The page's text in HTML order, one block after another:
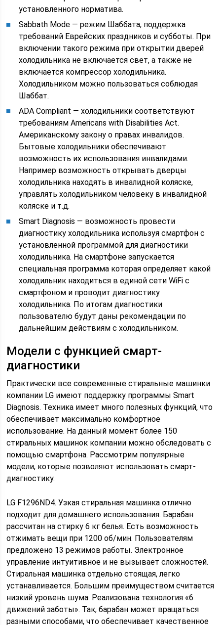
установленного норматива.
Sabbath Mode — режим Шаббата, поддержка
требований Еврейских праздников и субботы. При
включении такого режима при открытии дверей
холодильника не включается свет, а также не
включается компрессор холодильника.
Холодильником можно пользоваться соблюдая
Шаббат.
ADA Compliant — холодильники соответствуют
требованиям Americans with Disabilities Act.
Американскому закону о правах инвалидов.
Бытовые холодильники обеспечивают
возможность их использования инвалидами.
Например возможность открывать дверцы
холодильника находять в инвалидной коляске,
управлять холодильником человеку в инвалидной
коляске и т.д.
Smart Diagnosis — возможность провести
диагностику холодильника используя смартфон с
установленной программой для диагностики
холодильника. На смартфоне запускается
специальная программа которая определяет какой
холодильник находиться в единой сети WiFi с
смартфоном и проводит диагностику
холодильника. По итогам диагностики
пользователю будут даны рекомендации по
дальнейшим действиям с холодильником.
Модели с функцией смарт-
диагностики
Практически все современные стиральные машинки
компании LG имеют поддержку программы Smart
Diagnosis. Техника имеет много полезных функций, что
обеспечивает максимально комфортное
использование. На данный момент более 150
стиральных машинок компании можно обследовать с
помощью смартфона. Рассмотрим популярные
модели, которые позволяют использовать смарт-
диагностику.
LG F1296ND4. Узкая стиральная машинка отлично
подходит для домашнего использования. Барабан
рассчитан на стирку 6 кг белья. Есть возможность
отжимать вещи при 1200 об/мин. Пользователям
предложено 13 режимов работы. Электронное
управление интуитивное и не вызывает сложностей.
Стиральная машинка отдельно стоящая, легко
устанавливается. Большим преимуществом считается
низкий уровень шума. Реализована технология «6
движений заботы». Так, барабан может вращаться
разными способами, что обеспечивает качественное